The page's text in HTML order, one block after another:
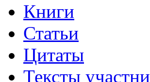
Книги
Статьи
Цитаты
Тексты